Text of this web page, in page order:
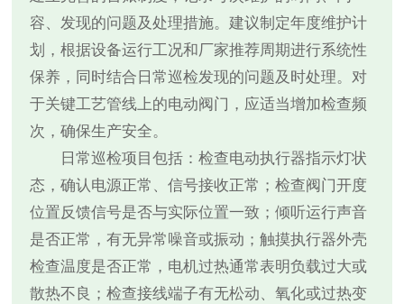
容、发现的问题及处理措施。建议制定年度维护计
划，根据设备运行工况和厂家推荐周期进行系统性
保养，同时结合日常巡检发现的问题及时处理。对
于关键工艺管线上的电动阀门，应适当增加检查频
次，确保生产安全。
日常巡检项目包括：检查电动执行器指示灯状
态，确认电源正常、信号接收正常；检查阀门开度
位置反馈信号是否与实际位置一致；倾听运行声音
是否正常，有无异常噪音或振动；触摸执行器外壳
检查温度是否正常，电机过热通常表明负载过大或
散热不良；检查接线端子有无松动、氧化或过热变